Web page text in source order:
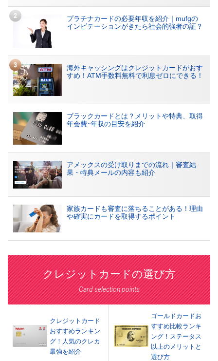
プラチナカードの必要年収を紹介｜mufgの
インビテーションがきたら社会的強者の証？
海外キャッシングはクレジットカードがおす
すめ！ATM手数料無料で利息ゼロにできる！
ブラックカードとは？メリットや特典、取得
年会費･年収の目安を紹介
アメックスの受け取りまでの流れ｜審査結
果・特典メールの内容も紹介
家族カードも審査に落ちることがある！理由
や確実にカードを取得するポイント
クレジットカードの選び方
Card selection points
クレジットカード
おすすめランキン
グ！人気のクレカ
最強を紹介
ゴールドカードお
すすめ比較ランキ
ング！ステータス
以上のメリットと
選び方